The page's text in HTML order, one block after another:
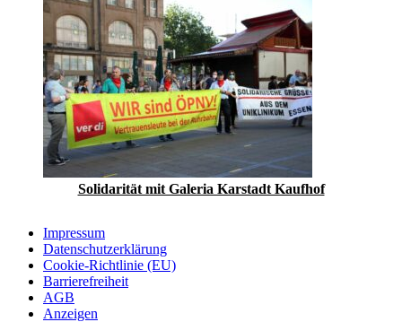
Solidarität mit Galeria Karstadt Kaufhof
Impressum
Datenschutzerklärung
Cookie-Richtlinie (EU)
Barrierefreiheit
AGB
Anzeigen